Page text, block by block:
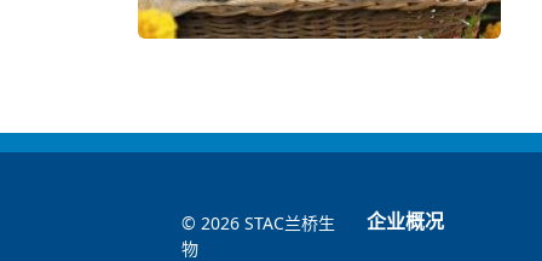
© 2026 STAC兰桥生
物
企业概况